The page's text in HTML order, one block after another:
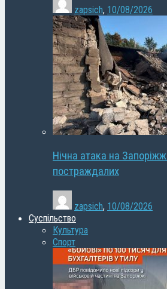
zapsich, 10/08/2026
Нічна атака на
постраждалих
zapsich, 10/08/2026
Суспільство
Культура
Спорт